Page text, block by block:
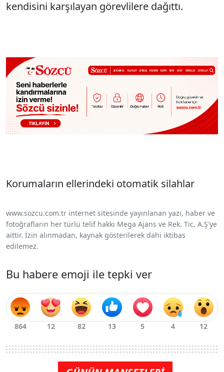
kendisini karşılayan görevlilere dağıttı.
Korumaların ellerindeki otomatik silahlar
www.sozcu.com.tr internet sitesinde yayınlanan yazı, haber ve
fotoğrafların her türlü telif hakkı Mega Ajans ve Rek. Tic. A.Ş'ye
aittir. İzin alınmadan, kaynak gösterilerek dahi iktibas
edilemez.
Bu habere emoji ile tepki ver